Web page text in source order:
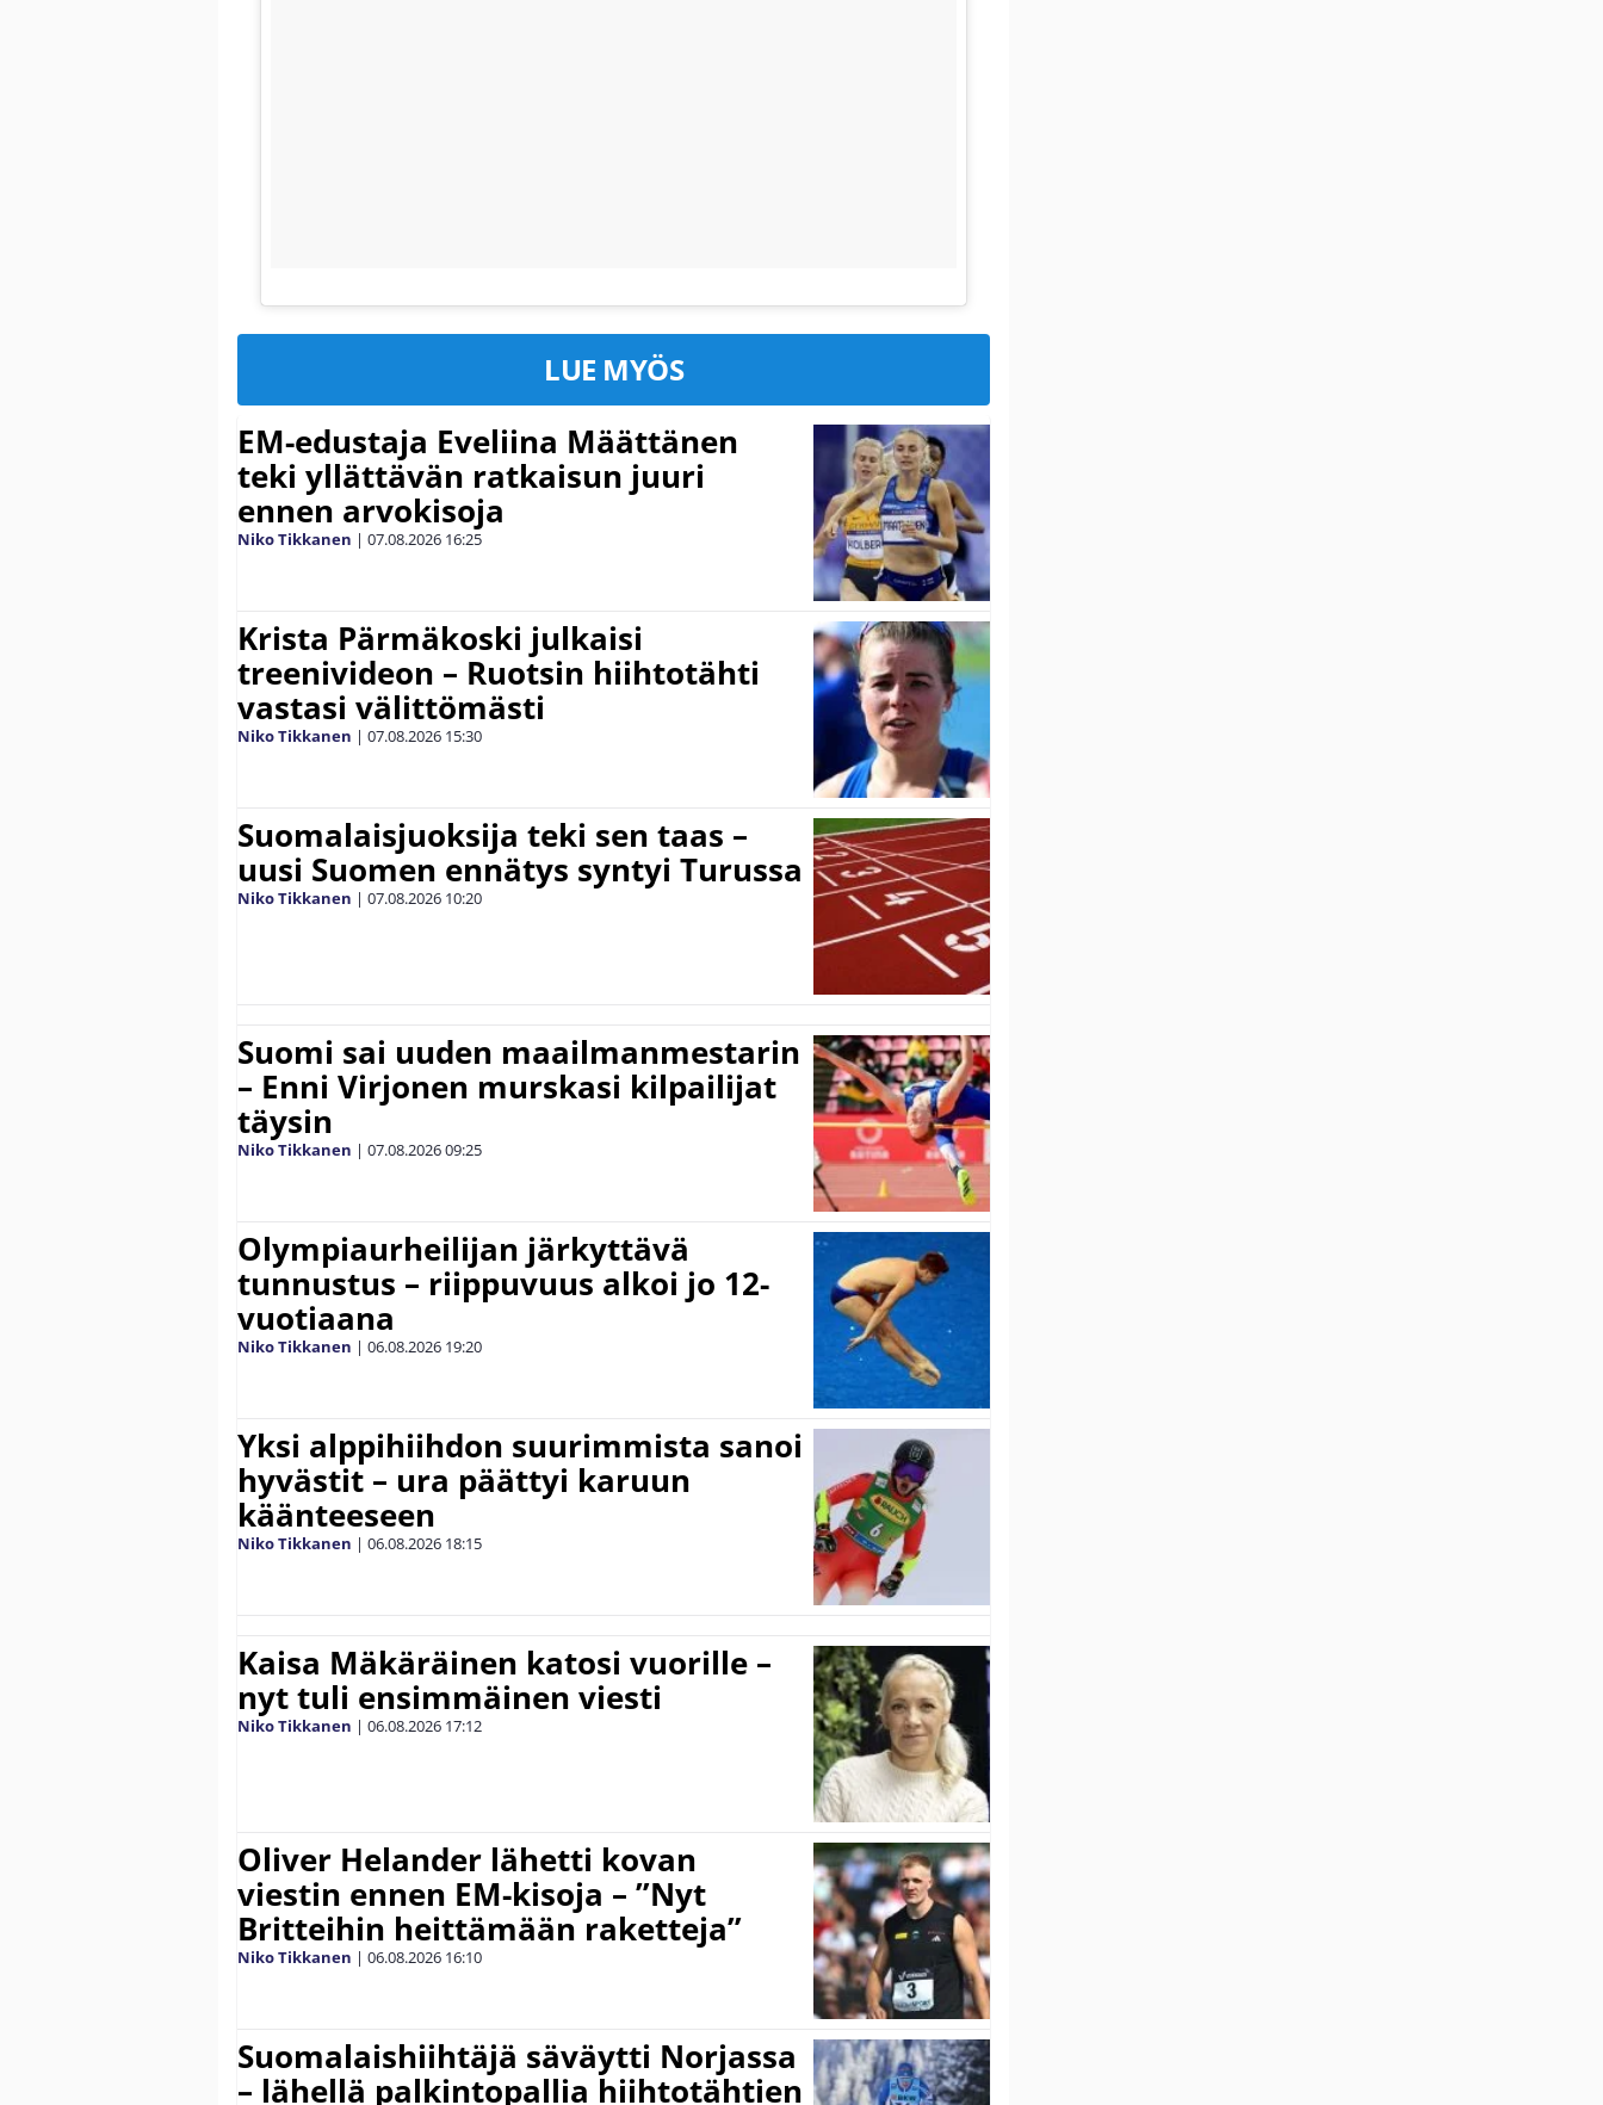
LUE MYÖS
EM-edustaja Eveliina Määttänen
teki yllättävän ratkaisun juuri
ennen arvokisoja
Niko Tikkanen | 07.08.2026 16:25
Krista Pärmäkoski julkaisi
treenivideon – Ruotsin hiihtotähti
vastasi välittömästi
Niko Tikkanen | 07.08.2026 15:30
Suomalaisjuoksija teki sen taas –
uusi Suomen ennätys syntyi Turussa
Niko Tikkanen | 07.08.2026 10:20
Suomi sai uuden maailmanmestarin
– Enni Virjonen murskasi kilpailijat
täysin
Niko Tikkanen | 07.08.202609:25
Olympiaurheilijan järkyttävä
tunnustus – riippuvuus alkoi jo 12-
vuotiaana
Niko Tikkanen | 06.08.2026 19:20
Yksi alppihiihdon suurimmista sanoi
hyvästit – ura päättyi karuun
käänteeseen
Niko Tikkanen | 06.08.2026 18:15
Kaisa Mäkäräinen katosi vuorille –
nyt tuli ensimmäinen viesti
Niko Tikkanen | 06.08.2026 17:12
Oliver Helander lähetti kovan
viestin ennen EM-kisoja – ”Nyt
Britteihin heittämään raketteja”
Niko Tikkanen | 06.08.2026 16:10
Suomalaishiihtäjä säväytti Norjassa
– lähellä palkintopallia hiihtotähtien